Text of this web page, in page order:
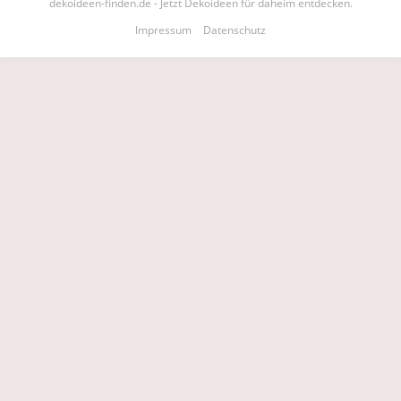
dekoideen-finden.de - Jetzt Dekoideen für daheim entdecken.
Impressum
Datenschutz